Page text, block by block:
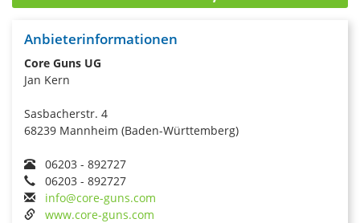
Anbieterinformationen
Core Guns UG
Jan Kern
Sasbacherstr. 4
68239 Mannheim (Baden-Württemberg)
06203 - 892727
06203 - 892727
info@core-guns.com
www.core-guns.com